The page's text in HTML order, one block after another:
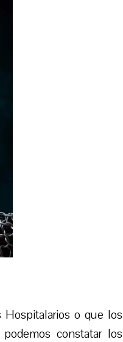
o que los
constatar los